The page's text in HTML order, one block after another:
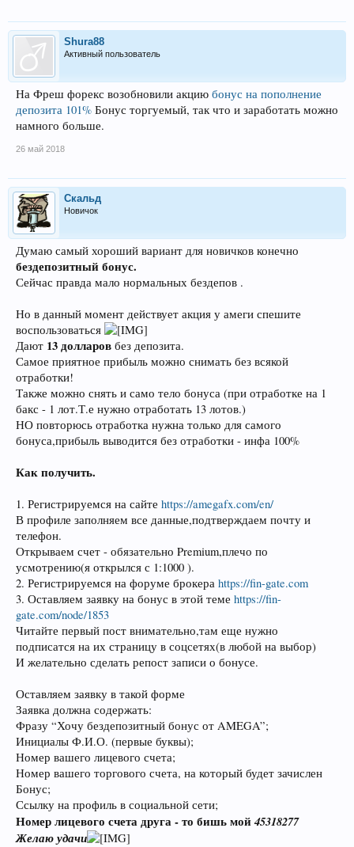
Shura88
Активный пользователь
На Фреш форекс возобновили акцию бонус на пополнение
депозита 101% Бонус торгуемый, так что и заработать можно
намного больше.
26 май 2018
Скальд
Новичок
Думаю самый хороший вариант для новичков конечно
бездепозитный бонус.
Сейчас правда мало нормальных бездепов .
Но в данный момент действует акция у амеги спешите
воспользоваться
Дают 13 долларов без депозита.
Самое приятное прибыль можно снимать без всякой
отработки!
Также можно снять и само тело бонуса (при отработке на 1
бакс - 1 лот.Т.е нужно отработать 13 лотов.)
НО повторюсь отработка нужна только для самого
бонуса,прибыль выводится без отработки - инфа 100%
Как получить.
1. Регистрируемся на сайте https://amegafx.com/en/
В профиле заполняем все данные,подтверждаем почту и
телефон.
Открываем счет - обязательно Premium,плечо по
усмотрению(я открылся с 1:1000 ).
2. Регистрируемся на форуме брокера https://fin-gate.com
3. Оставляем заявку на бонус в этой теме https://fin-
gate.com/node/1853
Читайте первый пост внимательно,там еще нужно
подписатся на их страницу в соцсетях(в любой на выбор)
И желательно сделать репост записи о бонусе.
Оставляем заявку в такой форме
Заявка должна содержать:
Фразу “Хочу бездепозитный бонус от AMEGA”;
Инициалы Ф.И.О. (первые буквы);
Номер вашего лицевого счета;
Номер вашего торгового счета, на который будет зачислен
Бонус;
Ссылку на профиль в социальной сети;
Номер лицевого счета друга - то бишь мой45318277
Желаю удачи